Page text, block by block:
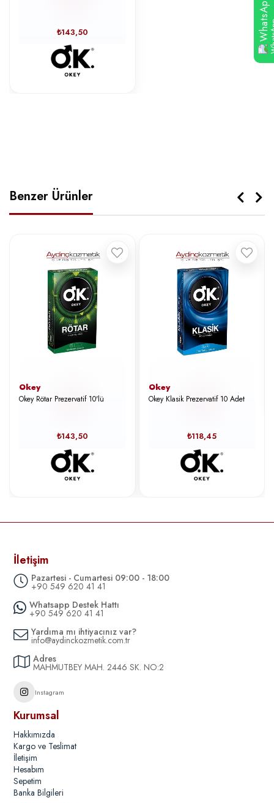
₺143,50
Benzer Ürünler
Okey
Okey Rötar Prezervatif 10'lü
₺143,50
Okey
Okey Klasik Prezervatif 10 Adet
₺118,45
İletişim
Pazartesi - Cumartesi 09:00 - 18:00
+90 549 620 41 41
Whatsapp Destek Hattı
+90 549 620 41 41
Yardıma mı ihtiyacınız var?
info@aydinckozmetik.com.tr
Adres
MAHMUTBEY MAH. 2446 SK. NO:2
Instagram
Kurumsal
Hakkımızda
Kargo ve Teslimat
İletişim
Hesabım
Sepetim
Banka Bilgileri
WhatsApp